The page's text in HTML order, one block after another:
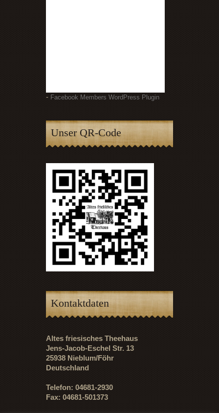
- Facebook Members WordPress Plugin
Unser QR-Code
Kontaktdaten
Altes friesisches Theehaus
Jens-Jacob-Eschel Str. 13
25938 Nieblum/Föhr
Deutschland
Telefon: 04681-2930
Fax: 04681-501373